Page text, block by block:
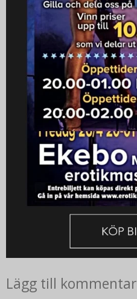
Lägg till kommentar